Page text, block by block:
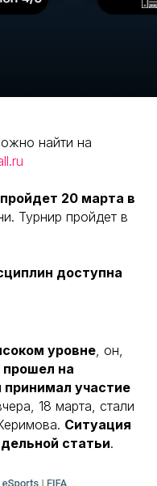
найти на
20 марта в
Турнир пройдет в
доступна
уровне, он,
прошел на
участие
18 марта, стали
Ситуация
статьи.